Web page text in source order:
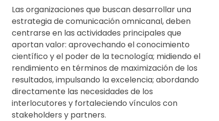
Las organizaciones que buscan desarrollar una
estrategia de comunicación omnicanal, deben
centrarse en las actividades principales que
aportan valor: aprovechando el conocimiento
científico y el poder de la tecnología; midiendo el
rendimiento en términos de maximización de los
resultados, impulsando la excelencia; abordando
directamente las necesidades de los
interlocutores y fortaleciendo vínculos con
stakeholders y partners.